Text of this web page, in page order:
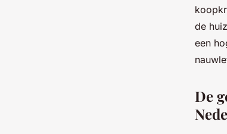
de
een
De